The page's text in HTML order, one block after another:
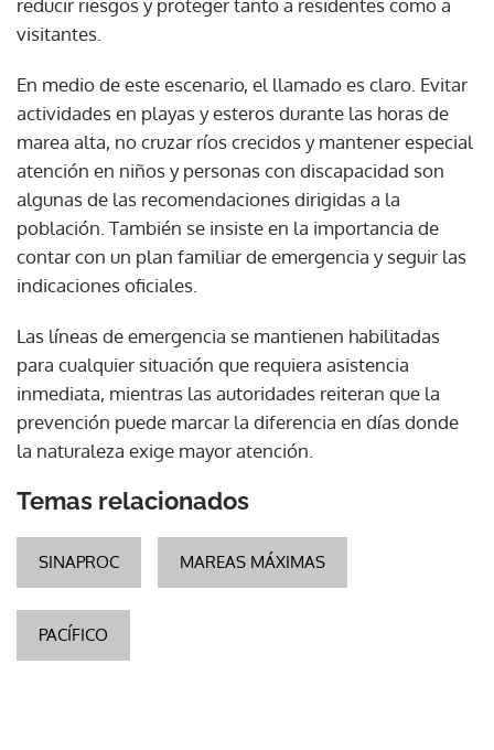
reducir riesgos y proteger tanto a residentes como a
visitantes.
En medio de este escenario, el llamado es claro. Evitar
actividades en playas y esteros durante las horas de
marea alta, no cruzar ríos crecidos y mantener especial
atención en niños y personas con discapacidad son
algunas de las recomendaciones dirigidas a la
población. También se insiste en la importancia de
contar con un plan familiar de emergencia y seguir las
indicaciones oficiales.
Las líneas de emergencia se mantienen habilitadas
para cualquier situación que requiera asistencia
inmediata, mientras las autoridades reiteran que la
prevención puede marcar la diferencia en días donde
la naturaleza exige mayor atención.
Temas relacionados
SINAPROC MAREAS MÁXIMAS
PACÍFICO